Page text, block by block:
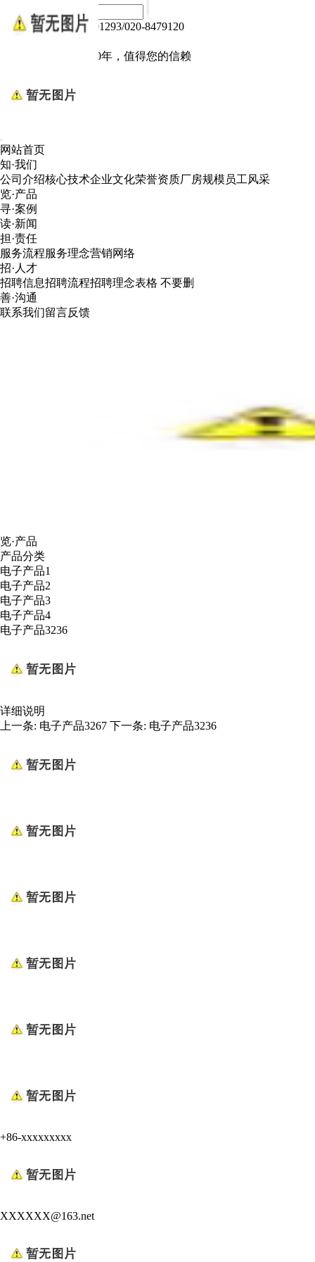
热线电话：020-84791293/020-8479120
电子产品我们做了10年，值得您的信赖
网站首页
知·我们
公司介绍核心技术企业文化荣誉资质厂房规模 员工风采
览·产品
寻·案例
读·新闻
担·责任
服务流程服务理念营销网络
招·人才
招聘信息招聘流程招聘理念表格 不要删
善·沟通
联系我们留言反馈
览·产品
产品分类
电子产品1
电子产品2
电子产品3
电子产品4
电子产品3236
详细说明
上一条: 电子产品3267 下一条: 电子产品3236
+86-xxxxxxxxx
XXXXXX@163.net